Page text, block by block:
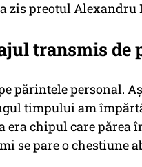
a zis preotul Alexandru
transmis de
părintele personal.
timpului am
era chipul care părea
se pare o chestiune